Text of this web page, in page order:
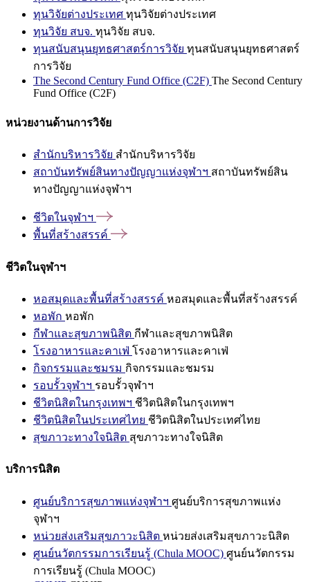
ทุนวิจัยต่างประเทศ ทุนวิจัยต่างประเทศ
ทุนวิจัย สบจ. ทุนวิจัย สบจ.
ทุนสนับสนุนยุทธศาสตร์การวิจัย ทุนสนับสนุนยุทธศาสตร์
การวิจัย
The Second Century Fund Office (C2F) The Second Century
Fund Office (C2F)
หน่วยงานด้านการวิจัย
สำนักบริหารวิจัย สำนักบริหารวิจัย
สถาบันทรัพย์สินทางปัญญาแห่งจุฬาฯ สถาบันทรัพย์สิน
ทางปัญญาแห่งจุฬาฯ
ชีวิตในจุฬาฯ
พื้นที่สร้างสรรค์
ชีวิตในจุฬาฯ
หอสมุดและพื้นที่สร้างสรรค์ หอสมุดและพื้นที่สร้างสรรค์
หอพัก หอพัก
กีฬาและสุขภาพนิสิต กีฬาและสุขภาพนิสิต
โรงอาหารและคาเฟ่ โรงอาหารและคาเฟ่
กิจกรรมและชมรม กิจกรรมและชมรม
รอบรั้วจุฬาฯ รอบรั้วจุฬาฯ
ชีวิตนิสิตในกรุงเทพฯ ชีวิตนิสิตในกรุงเทพฯ
ชีวิตนิสิตในประเทศไทย ชีวิตนิสิตในประเทศไทย
สุขภาวะทางใจนิสิต สุขภาวะทางใจนิสิต
บริการนิสิต
ศูนย์บริการสุขภาพแห่งจุฬาฯ ศูนย์บริการสุขภาพแห่ง
จุฬาฯ
หน่วยส่งเสริมสุขภาวะนิสิต หน่วยส่งเสริมสุขภาวะนิสิต
ศูนย์นวัตกรรมการเรียนรู้ (Chula MOOC) ศูนย์นวัตกรรม
การเรียนรู้ (Chula MOOC)